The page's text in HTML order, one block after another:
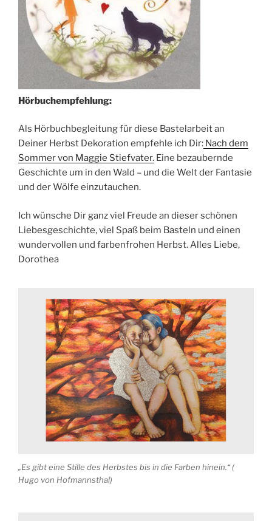
Hörbuchempfehlung:
Als Hörbuchbegleitung für diese Bastelarbeit an
Deiner Herbst Dekoration empfehle ich Dir: Nach dem
Sommer von Maggie Stiefvater. Eine bezaubernde
Geschichte um in den Wald – und die Welt der Fantasie
und der Wölfe einzutauchen.
Ich wünsche Dir ganz viel Freude an dieser schönen
Liebesgeschichte, viel Spaß beim Basteln und einen
wundervollen und farbenfrohen Herbst. Alles Liebe,
Dorothea
„Es gibt eine Stille des Herbstes bis in die Farben hinein.“ (
Hugo von Hofmannsthal)